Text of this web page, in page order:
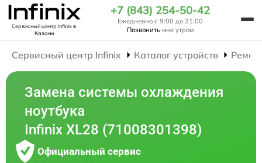
Сервисный центр Infinixв
Казани
+7 (843) 254-50-42
Ежедневно с 9:00 до 21:00
Позвонить мне утром
Сервисный центр Infinix Каталог устройств
Замена системы охлаждения
ноутбука
Infinix XL28 (71008301398)
Официальный сервис